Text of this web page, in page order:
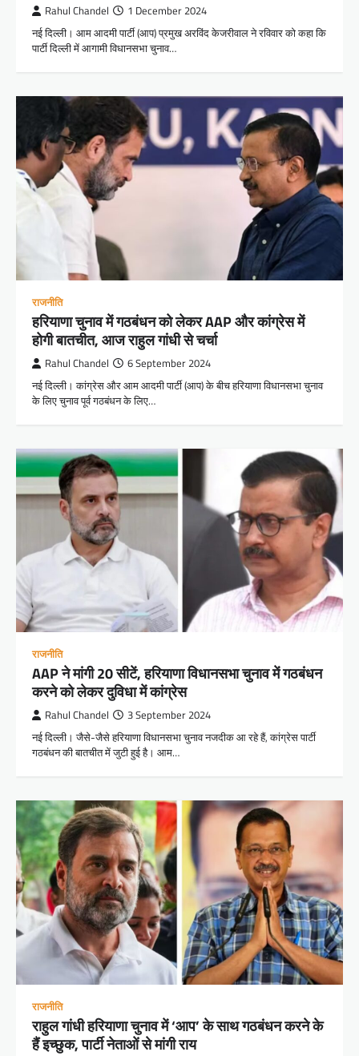
Rahul Chandel 1 December 2024
नई दिल्ली। आम आदमी पार्टी (आप) प्रमुख अरविंद केजरीवाल ने रविवार को कहा कि
पार्टी दिल्ली में आगामी विधानसभा चुनाव…
राजनीति
हरियाणा चुनाव में गठबंधन को लेकर AAP और कांग्रेस में
होगी बातचीत, आज राहुल गांधी से चर्चा
Rahul Chandel 6 September 2024
नई दिल्ली। कांग्रेस और आम आदमी पार्टी (आप) के बीच हरियाणा विधानसभा चुनाव
के लिए चुनाव पूर्व गठबंधन के लिए…
राजनीति
AAP ने मांगी 20 सीटें, हरियाणा विधानसभा चुनाव में गठबंधन
करने को लेकर दुविधा में कांग्रेस
Rahul Chandel 3 September 2024
नई दिल्ली। जैसे-जैसे हरियाणा विधानसभा चुनाव नजदीक आ रहे हैं, कांग्रेस पार्टी
गठबंधन की बातचीत में जुटी हुई है। आम…
राजनीति
राहुल गांधी हरियाणा चुनाव में ‘आप’ के साथ गठबंधन करने के
हैं इच्छुक, पार्टी नेताओं से मांगी राय